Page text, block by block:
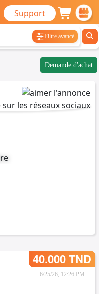
Support
Filtre avancé
Demande d'achat
40.000 TND
6/25/26, 12:26 PM